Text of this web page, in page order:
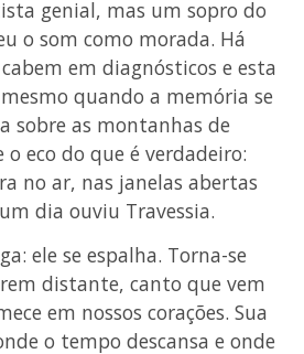
genial, mas um sopro do
o som como morada. Há
em diagnósticos e esta
quando a memória se
sobre as montanhas de
o eco do que é verdadeiro:
no ar, nas janelas abertas
dia ouviu Travessia.
ele se espalha. Torna-se
distante, canto que vem
em nossos corações. Sua
o tempo descansa e onde